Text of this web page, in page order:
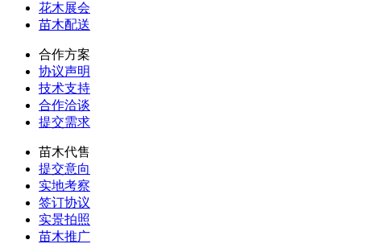
花木展会
苗木配送
合作方案
协议声明
技术支持
合作洽谈
提交需求
苗木代售
提交意向
实地考察
签订协议
实景拍照
苗木推广